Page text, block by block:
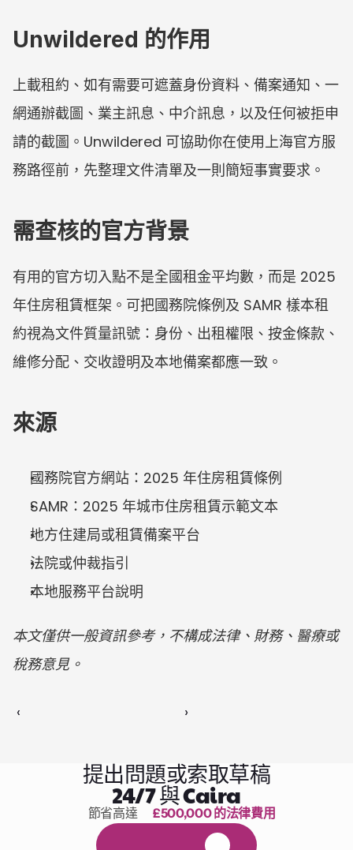
Unwildered 的作用
上載租約、如有需要可遮蓋身份資料、備案通知、一
網通辦截圖、業主訊息、中介訊息，以及任何被拒申
請的截圖。Unwildered 可協助你在使用上海官方服
務路徑前，先整理文件清單及一則簡短事實要求。
需查核的官方背景
有用的官方切入點不是全國租金平均數，而是 2025
年住房租賃框架。可把國務院條例及 SAMR 樣本租
約視為文件質量訊號：身份、出租權限、按金條款、
維修分配、交收證明及本地備案都應一致。
來源
國務院官方網站：2025 年住房租賃條例
SAMR：2025 年城市住房租賃示範文本
地方住建局或租賃備案平台
法院或仲裁指引
本地服務平台說明
本文僅供一般資訊參考，不構成法律、財務、醫療或
稅務意見。
‹ ›
提出問題或索取草稿
24/7 與 Caira
1,000 小時的閱讀
節省高達 £500,000 的法律費用